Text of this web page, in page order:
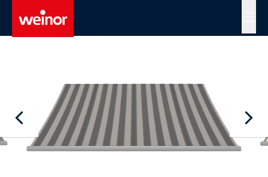
Skip to main content